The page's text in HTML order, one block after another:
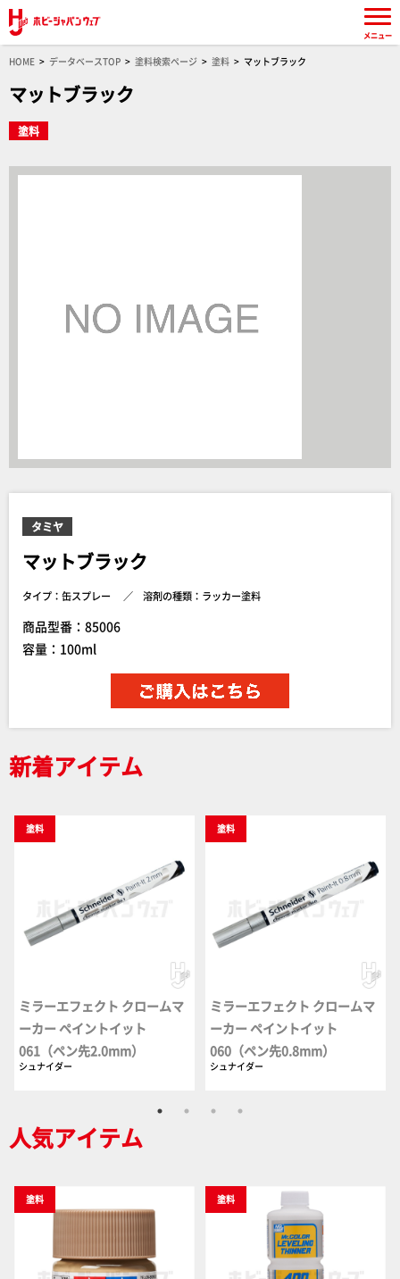
HOME データベースTOP 塗料検索ページ 塗料 マットブラック
マットブラック
塗料
タミヤ
マットブラック
タイプ：缶スプレー 溶剤の種類：ラッカー塗料
商品型番：85006
容量：100ml
新着アイテム
塗料
ミラーエフェクト クロームマ
ーカー ペイントイット
061（ペン先2.0mm）
シュナイダー
塗料
ミラーエフェクト クロームマ
ーカー ペイントイット
060（ペン先0.8mm）
シュナイダー
人気アイテム
塗料 塗料
メニュー